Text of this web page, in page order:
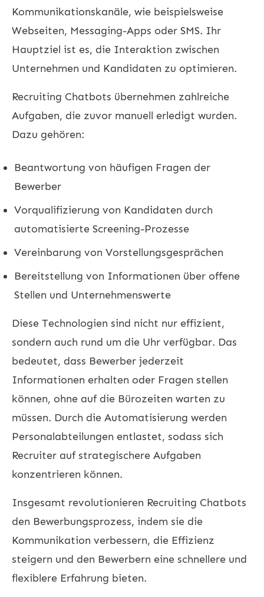
Kommunikationskanäle, wie beispielsweise
Webseiten, Messaging-Apps oder SMS. Ihr
Hauptziel ist es, die Interaktion zwischen
Unternehmen und Kandidaten zu optimieren.
Recruiting Chatbots übernehmen zahlreiche
Aufgaben, die zuvor manuell erledigt wurden.
Dazu gehören:
Beantwortung von häufigen Fragen der
Bewerber
Vorqualifizierung von Kandidaten durch
automatisierte Screening-Prozesse
Vereinbarung von Vorstellungsgesprächen
Bereitstellung von Informationen über offene
Stellen und Unternehmenswerte
Diese Technologien sind nicht nur effizient,
sondern auch rund um die Uhr verfügbar. Das
bedeutet, dass Bewerber jederzeit
Informationen erhalten oder Fragen stellen
können, ohne auf die Bürozeiten warten zu
müssen. Durch die Automatisierung werden
Personalabteilungen entlastet, sodass sich
Recruiter auf strategischere Aufgaben
konzentrieren können.
Insgesamt revolutionieren Recruiting Chatbots
den Bewerbungsprozess, indem sie die
Kommunikation verbessern, die Effizienz
steigern und den Bewerbern eine schnellere und
flexiblere Erfahrung bieten.